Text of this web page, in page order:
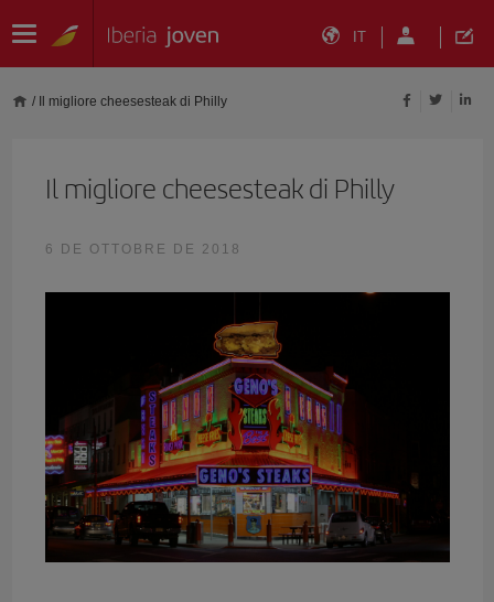
IT
/ Il migliore cheesesteak di Philly
Il migliore cheesesteak di Philly
6 DE OTTOBRE DE 2018